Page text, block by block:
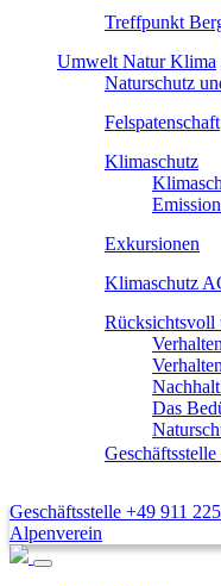
Treffpunkt
Umwelt Natur Klima
Naturschutz
Felspatenschaft
Klimaschutz
Exkursionen
Klimaschutz
Das
Geschäftsstelle
Geschäftsstelle +49 911
Alpenverein